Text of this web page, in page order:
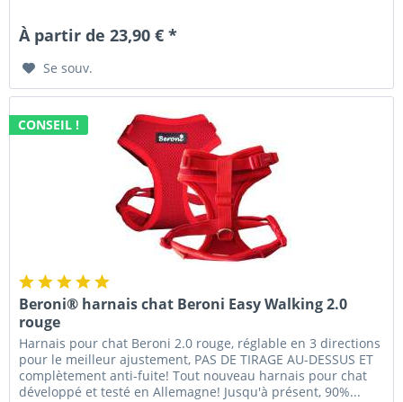
À partir de 23,90 € *
Se souv.
CONSEIL !
Beroni® harnais chat Beroni Easy Walking 2.0
rouge
Harnais pour chat Beroni 2.0 rouge, réglable en 3 directions
pour le meilleur ajustement, PAS DE TIRAGE AU-DESSUS ET
complètement anti-fuite! Tout nouveau harnais pour chat
développé et testé en Allemagne! Jusqu'à présent, 90%...